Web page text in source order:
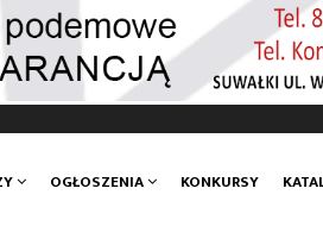
OGŁOSZENIA KONKURSY